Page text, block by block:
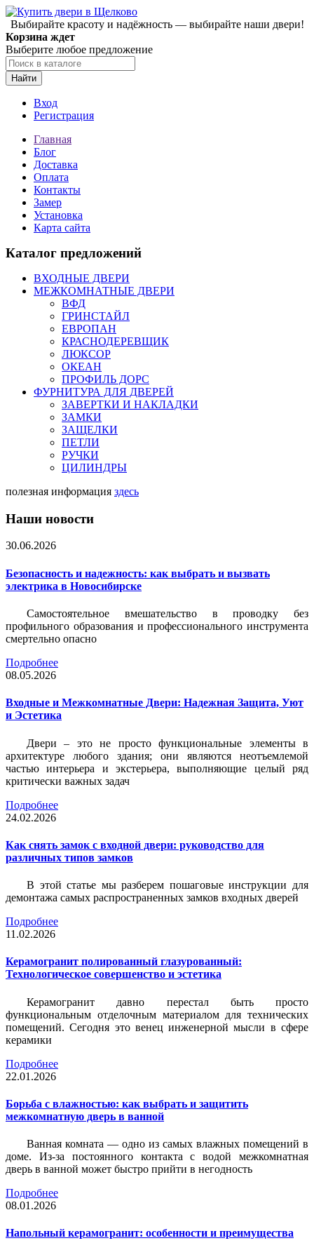
Выбирайте красоту и надёжность — выбирайте наши двери!
Корзина ждет
Выберите любое предложение
Найти
Вход
Регистрация
Главная
Блог
Доставка
Оплата
Контакты
Замер
Установка
Карта сайта
Каталог предложений
ВХОДНЫЕ ДВЕРИ
МЕЖКОМНАТНЫЕ ДВЕРИ
ВФД
ГРИНСТАЙЛ
ЕВРОПАН
КРАСНОДЕРЕВЩИК
ЛЮКСОР
ОКЕАН
ПРОФИЛЬ ДОРС
ФУРНИТУРА ДЛЯ ДВЕРЕЙ
ЗАВЕРТКИ И НАКЛАДКИ
ЗАМКИ
ЗАЩЕЛКИ
ПЕТЛИ
РУЧКИ
ЦИЛИНДРЫ
полезная информация здесь
Наши новости
30.06.2026
Безопасность и надежность: как выбрать и вызвать
электрика в Новосибирске
Самостоятельное вмешательство в проводку без
профильного образования и профессионального инструмента
смертельно опасно
Подробнее
08.05.2026
Входные и Межкомнатные Двери: Надежная Защита, Уют
и Эстетика
Двери – это не просто функциональные элементы в
архитектуре любого здания; они являются неотъемлемой
частью интерьера и экстерьера, выполняющие целый ряд
критически важных задач
Подробнее
24.02.2026
Как снять замок с входной двери: руководство для
различных типов замков
В этой статье мы разберем пошаговые инструкции для
демонтажа самых распространенных замков входных дверей
Подробнее
11.02.2026
Керамогранит полированный глазурованный:
Технологическое совершенство и эстетика
Керамогранит давно перестал быть просто
функциональным отделочным материалом для технических
помещений. Сегодня это венец инженерной мысли в сфере
керамики
Подробнее
22.01.2026
Борьба с влажностью: как выбрать и защитить
межкомнатную дверь в ванной
Ванная комната — одно из самых влажных помещений в
доме. Из-за постоянного контакта с водой межкомнатная
дверь в ванной может быстро прийти в негодность
Подробнее
08.01.2026
Напольный керамогранит: особенности и преимущества